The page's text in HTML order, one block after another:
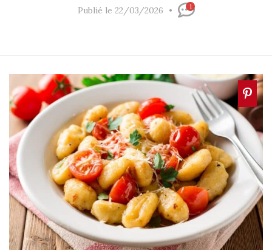
Publié le 22/03/2026 1